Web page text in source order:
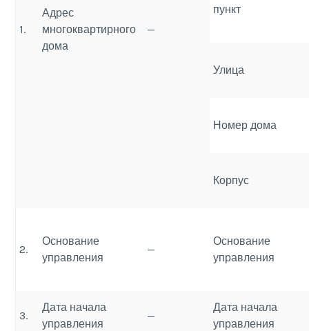
1.
Адрес
многоквартирного
дома
—
пункт
Улица
Номер дома
Корпус
2.
Основание
управления
—
Основание
управления
3.
Дата начала
управления
—
Дата начала
управления